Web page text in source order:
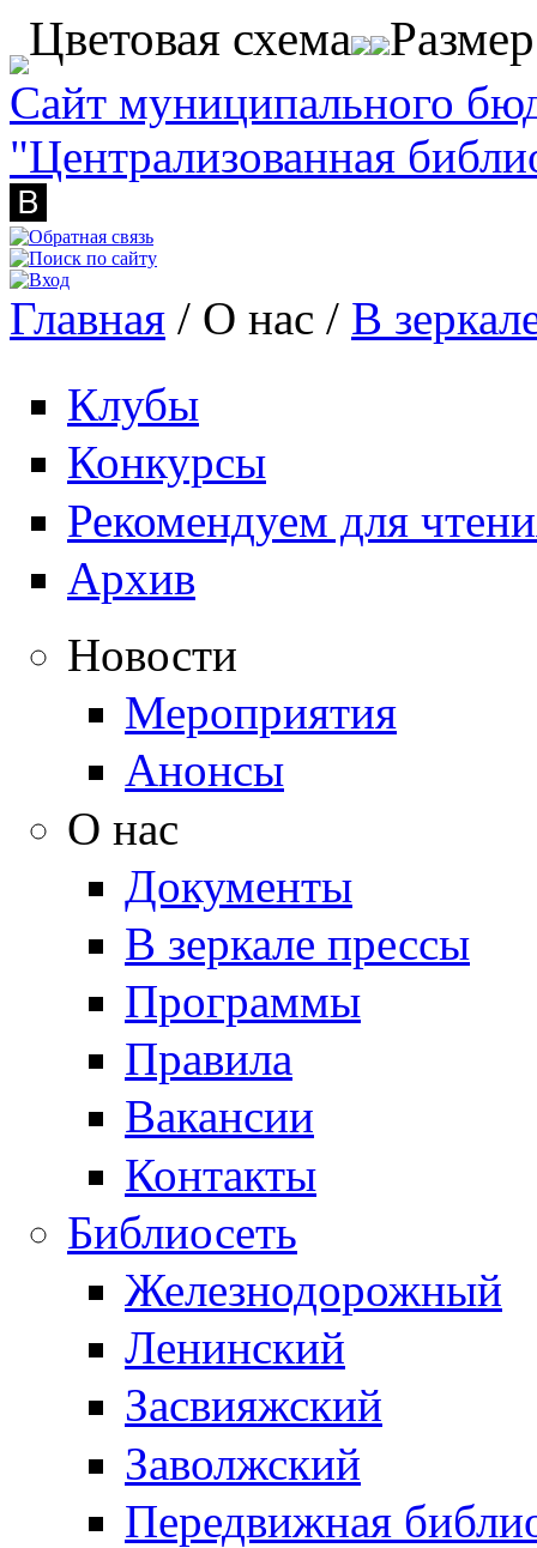
Перейти к основному содержанию
Цветовая схема
Сайт муниципального
"Централизованная
Вы здесь
Главная / О нас / В
Клубы
Конкурсы
Рекомендуем для
Архив
Новости
Мероприятия
Анонсы
О нас
Документы
В зеркале прессы
Программы
Правила
Вакансии
Контакты
Библиосеть
Железнодорожный
Ленинский
Засвияжский
Заволжский
Передвижная